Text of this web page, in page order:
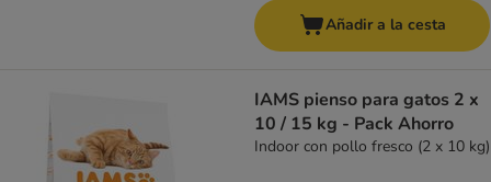
Añadir a la cesta
IAMS pienso para gatos 2 x
10 / 15 kg - Pack Ahorro
Indoor con pollo fresco (2 x 10 kg)